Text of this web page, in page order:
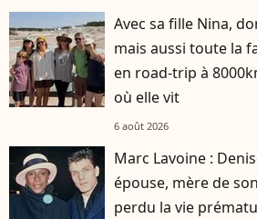
Avec sa fille Nina,
mais aussi toute la
en road-trip à
où elle vit
6 août 2026
Marc Lavoine :
épouse, mère de
perdu la vie